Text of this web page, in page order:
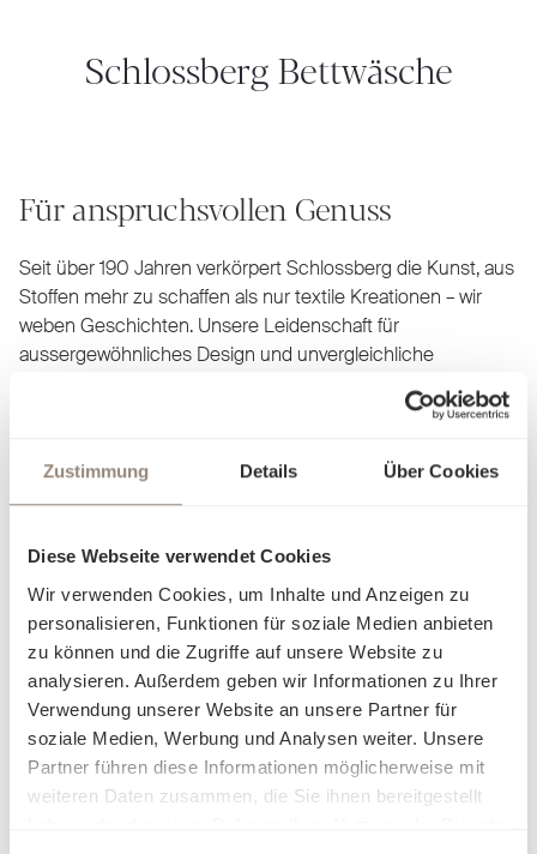
Zustimmung Details Über Cookies
Diese Webseite verwendet Cookies
Wir verwenden Cookies, um Inhalte und Anzeigen zu
personalisieren, Funktionen für soziale Medien anbieten
zu können und die Zugriffe auf unsere Website zu
analysieren. Außerdem geben wir Informationen zu Ihrer
Verwendung unserer Website an unsere Partner für
soziale Medien, Werbung und Analysen weiter. Unsere
Partner führen diese Informationen möglicherweise mit
weiteren Daten zusammen, die Sie ihnen bereitgestellt
Schlossberg Bettwäsche
Für anspruchsvollen Genuss
Seit über 190 Jahren verkörpert Schlossberg die Kunst, aus
Stoffen mehr zu schaffen als nur textile Kreationen – wir
weben Geschichten. Unsere Leidenschaft für
aussergewöhnliches Design und unvergleichliche
von Hand gemalten Muster ist ein kleines Meisterwerk, das
verwandelt.
zart und luftig oder wohlig wärmend – unsere erlesenen
Stoffe passen sich Ihrem Komfort an und lassen Sie mit
jeder Berührung eine neue Facette der Behaglichkeit
entdecken. Unsere Bettwäsche ist nicht nur ein Produkt,
sondern eine Einladung, sich in Eleganz und Luxus fallen zu
lassen. Finden Sie heraus, worin Sie sich am besten
aufgehoben fühlen, und träumen Sie sich in Welten, die nur
für Sie geschaffen wurden.